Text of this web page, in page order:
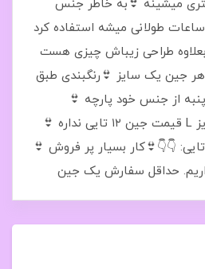
میشینه 👙به خاطر جنس
ساعات طولانی میشه استفاده کرد
طراحی زیباش چیزی هست
جین یک سایز 👙رنگبندی طبق
از جنس خود پارچه 👙
سایز:.XL.2XL.3XL 👙سایز L قیمت جین ۱۲ تایی نداره 👙
سایز XL قیمت جین ۱۲ تایی: 👇👇👙کار بسیار پر فروش 👙
حداقل سفارش یک جین